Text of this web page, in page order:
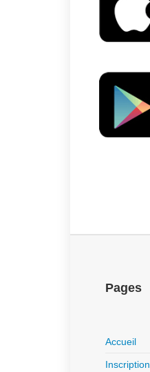
Pages
Accueil
Inscription